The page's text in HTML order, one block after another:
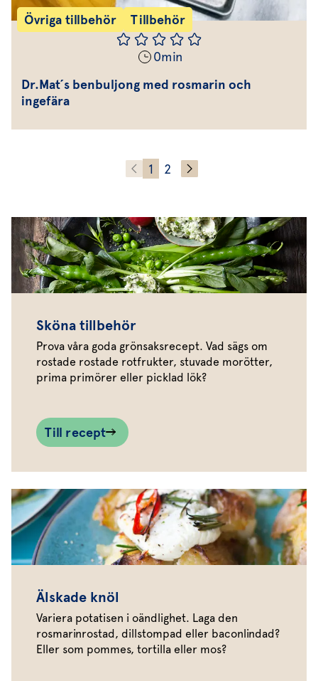
Övriga tillbehör Tillbehör
0min
Dr.Mat´s benbuljong med rosmarin och
ingefära
1 2
Sköna tillbehör
Prova våra goda grönsaksrecept. Vad sägs om
rostade rostade rotfrukter, stuvade morötter,
prima primörer eller picklad lök?
Till recept
Älskade knöl
Variera potatisen i oändlighet. Laga den
rosmarinrostad, dillstompad eller baconlindad?
Eller som pommes, tortilla eller mos?